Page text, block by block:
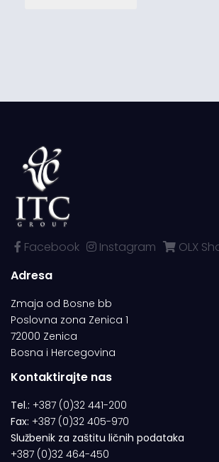
Facebook Instagram
OLX
Adresa
Zmaja od Bosne bb
Poslovna zona Zenica 1
72000 Zenica
Bosna i Hercegovina
Kontaktirajte nas
Tel.: +387 (0)32 441-200
Fax: +387 (0)32 405-970
Službenik za zaštitu ličnih podataka
+387 (0)32 464-450